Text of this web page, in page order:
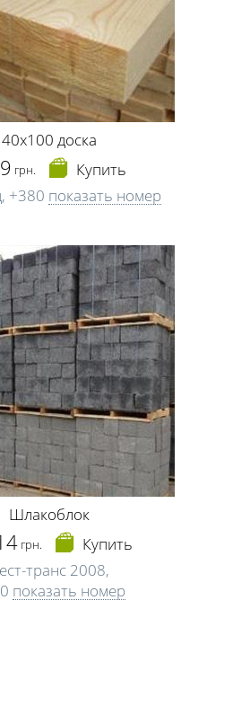
40х100 доска
грн.
Купить
+380 показать номер
Шлакоблок
грн.
Купить
транс 2008,
показать номер